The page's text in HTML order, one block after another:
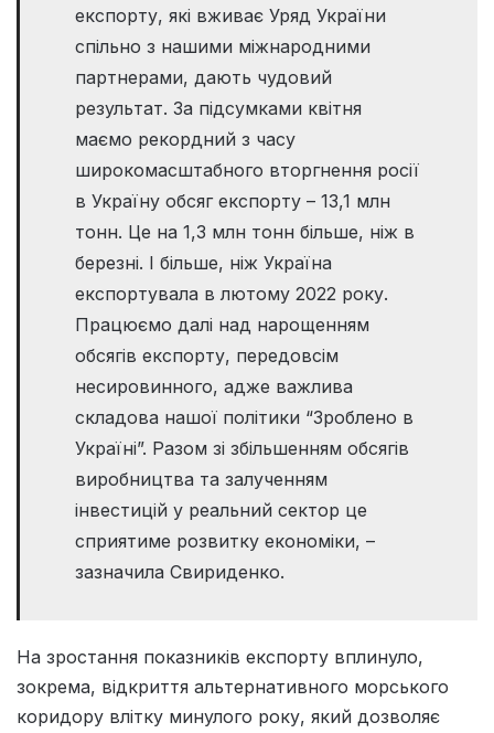
експорту, які вживає Уряд України
спільно з нашими міжнародними
партнерами, дають чудовий
результат. За підсумками квітня
маємо рекордний з часу
широкомасштабного вторгнення росії
в Україну обсяг експорту – 13,1 млн
тонн. Це на 1,3 млн тонн більше, ніж в
березні. І більше, ніж Україна
експортувала в лютому 2022 року.
Працюємо далі над нарощенням
обсягів експорту, передовсім
несировинного, адже важлива
складова нашої політики “Зроблено в
Україні”. Разом зі збільшенням обсягів
виробництва та залученням
інвестицій у реальний сектор це
сприятиме розвитку економіки, –
зазначила Свириденко.
На зростання показників експорту вплинуло,
зокрема, відкриття альтернативного морського
коридору влітку минулого року, який дозволяє